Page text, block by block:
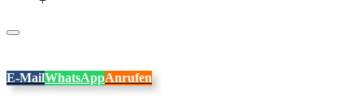
E-MailWhatsAppAnrufen